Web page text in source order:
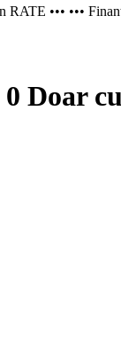
••• •••
Doar